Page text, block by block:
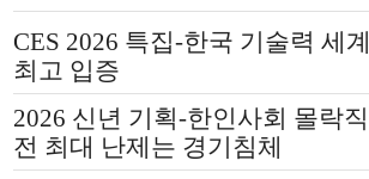
쇄 ‘에너지 발 복합 쇼크’
CES 2026 특집-한국 기술력 세계
최고 입증
2026 신년 기획-한인사회 몰락직
전 최대 난제는 경기침체